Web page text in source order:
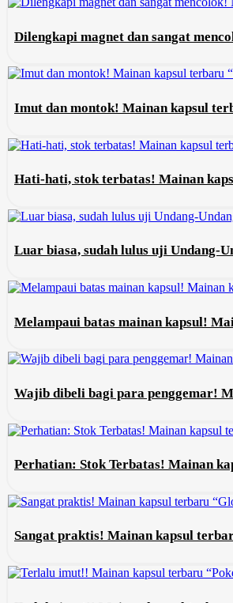
Dilengkapi magnet dan sangat
Imut dan montok! Mainan kapsul
Hati-hati, stok terbatas! Mainan
Luar biasa, sudah lulus uji Undang-
Melampaui batas mainan kapsul!
Wajib dibeli bagi para penggemar!
Perhatian: Stok Terbatas! Mainan
Sangat praktis! Mainan kapsul